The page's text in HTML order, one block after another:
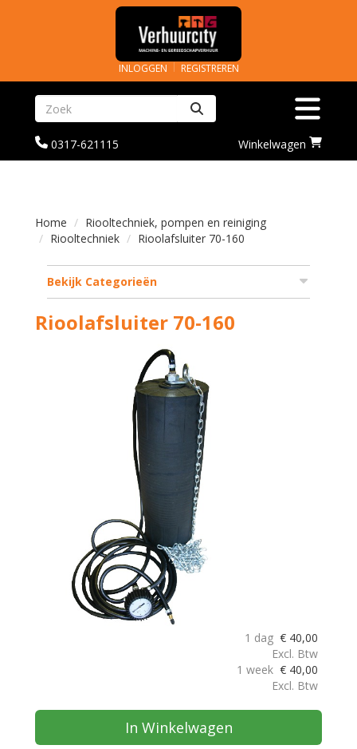
INLOGGEN REGISTREREN
Zoeken
Toggle
bel
ons
0317-621115
Ga
naar
Winkelwagen
Home
Riooltechniek, pompen en reiniging
Riooltechniek
Rioolafsluiter 70-160
Bekijk Categorieën
Rioolafsluiter 70-160
1 dag € 40,00
Excl. Btw
1 week € 40,00
Excl. Btw
In Winkelwagen